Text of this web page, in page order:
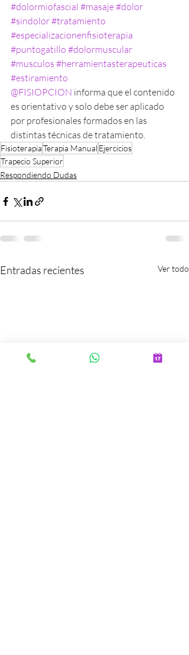
#dolormiofascial #masaje#dolor
#sindolor#tratamiento
#especializacionenfisioterapia
#puntogatillo #dolormuscular
#musculos #herramientasterapeuticas
#estiramiento
@FISIOPCION informa que el contenido
es orientativo y solo debe ser aplicado
por profesionales formados en las
distintas técnicas de tratamiento.
FisioterapiaTerapia Manual Ejercicios
Trapecio Superior
Respondiendo Dudas
Entradas recientes Ver todo